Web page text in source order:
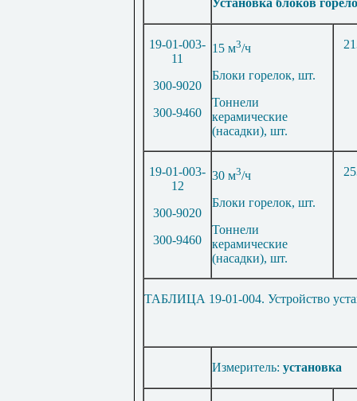
Установка блоков
19-01-003-
11
300-9020
300-9460
15 м3/ч
Блоки горелок, шт.
Тоннели
керамические
(насадки), шт.
19-01-003-
12
300-9020
300-9460
30 м3/ч
Блоки горелок, шт.
Тоннели
керамические
(насадки), шт.
ТАБЛИЦА 19-01-004. Устройство
Измеритель: установка